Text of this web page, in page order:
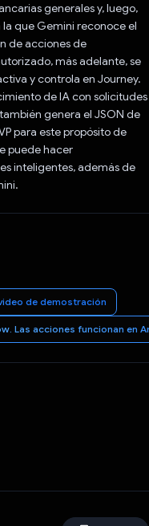
generales y, luego,
que Gemini reconoce el
de acciones de
más adelante, se
y controla en Journey.
de IA con solicitudes
genera el JSON de
para este propósito de
puede hacer
inteligentes, además de
de demostración
Las acciones funcionan en